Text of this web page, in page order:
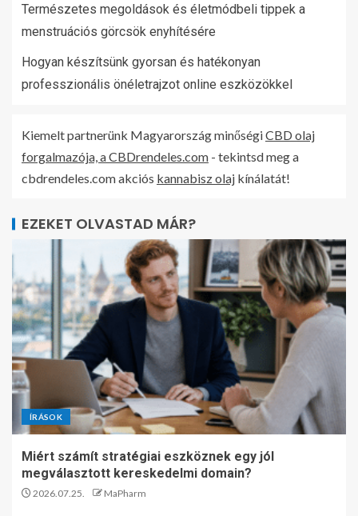
Természetes megoldások és életmódbeli tippek a
menstruációs görcsök enyhítésére
Hogyan készítsünk gyorsan és hatékonyan
professzionális önéletrajzot online eszközökkel
Kiemelt partnerünk Magyarország minőségiCBD olaj
forgalmazója, a CBDrendeles.com - tekintsd meg a
cbdrendeles.com akciós kannabisz olaj kínálatát!
EZEKET OLVASTAD MÁR?
ÍRÁSOK
Miért számít stratégiai eszköznek egy jól
megválasztott kereskedelmi domain?
2026.07.25. MaPharm